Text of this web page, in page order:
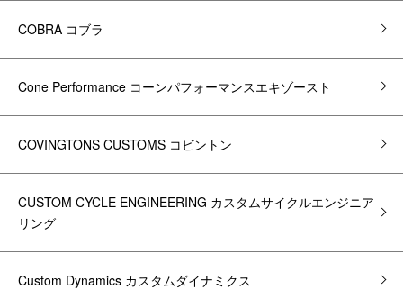
COBRA コブラ
Cone Performance コーンパフォーマンスエキゾースト
COVINGTONS CUSTOMS コビントン
CUSTOM CYCLE ENGINEERING カスタムサイクルエンジニア
リング
Custom Dynamics カスタムダイナミクス